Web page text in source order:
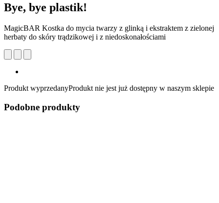
Bye, bye plastik!
MagicBAR Kostka do mycia twarzy z glinką i ekstraktem z zielonej
herbaty do skóry trądzikowej i z niedoskonałościami
Produkt wyprzedanyProdukt nie jest już dostępny w naszym sklepie
Podobne produkty